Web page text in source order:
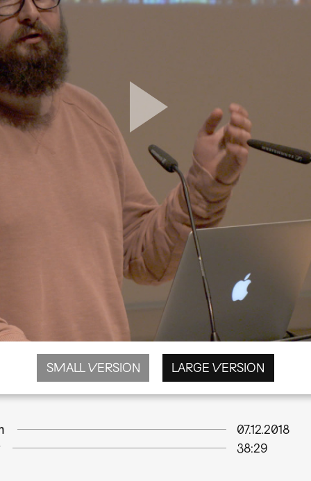
SMALL VERSION LARGE VERSION
07.12.2018
38:29